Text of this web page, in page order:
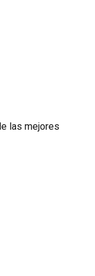
las mejores